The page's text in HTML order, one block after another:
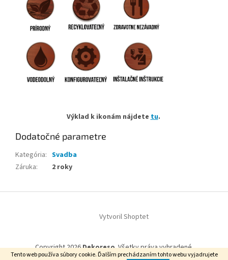
Tento web používa súbory cookie. Ďalším prechádzaním tohto webu vyjadrujete
Výklad k ikonám nájdete tu.
Dodatočné parametre
Kategória: Svadba
Záruka: 2 roky
Vytvoril Shoptet
Copyright 2026Dekoreso. Všetky práva vyhradené.